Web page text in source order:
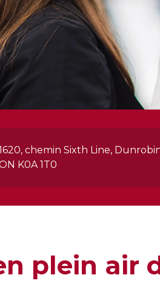
chemin Sixth Line,
K0A 1T0
plein air